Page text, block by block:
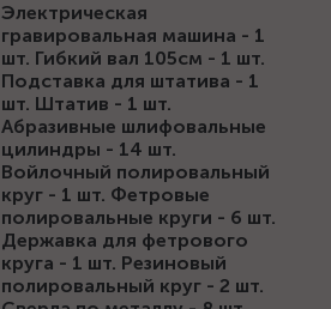
Электрическая
гравировальная машина - 1
шт. Гибкий вал 105см - 1 шт.
Подставка для штатива - 1
шт. Штатив - 1 шт.
Абразивные шлифовальные
цилиндры - 14 шт.
Войлочный полировальный
круг - 1 шт. Фетровые
полировальные круги - 6 шт.
Державка для фетрового
круга - 1 шт. Резиновый
полировальный круг - 2 шт.